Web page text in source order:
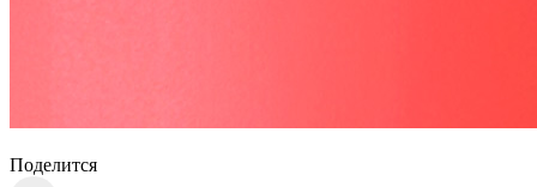
Поделится